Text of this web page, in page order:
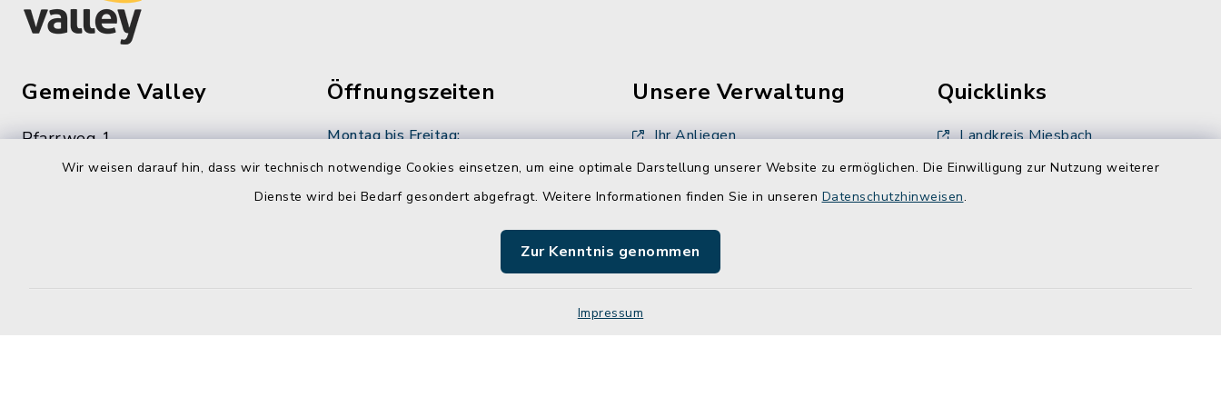
Wir weisen darauf hin, dass wir technisch notwendige Cookies einsetzen, um eine optimale Darstellung unserer Website zu ermöglichen. Die Einwilligung zur Nutzung weiterer
Dienste wird bei Bedarf gesondert abgefragt. Weitere Informationen finden Sie in unseren Datenschutzhinweisen.
Zur Kenntnis genommen
Impressum
Gemeinde Valley
Pfarrweg 1
83626 Valley
Öffnungszeiten
Montag bis Freitag:
08:00-12:00 Uhr
Dienstag zusätzlich:
Unsere Verwaltung
Ihr Anliegen
Ansprechpartner
Quicklinks
Landkreis Miesbach
BayernPortal